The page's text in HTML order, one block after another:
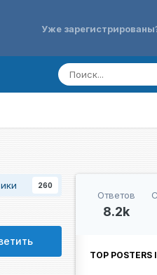
Уже
260
Ответов
8.2k
TOP POSTERS